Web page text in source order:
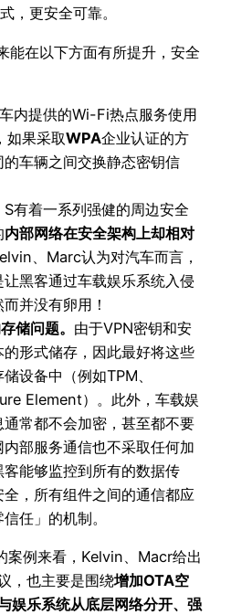
，更安全可靠。
能在以下方面有所提升，安全
提供的Wi-Fi热点服务使用
如果采取WPA企业认证的方
车辆之间交换静态密钥信
着一系列强健的周边安全
内部网络在安全架构上却相对
、Marc认为对汽车而言，
黑客通过车载娱乐系统入侵
并没有卵用！
储问题。 由于VPN密钥和安
形式储存，因此最好将这些
设备中（例如TPM、
Element）。此外，车载娱
通常都不会加密，甚至都不要
部服务通信也不采取任何加
能够监控到所有的数据传
，所有组件之间的通信都应
任」的机制。
案例来看，Kelvin、Macr给出
，也主要是围绕增加OTA空
娱乐系统从底层网络分开、强